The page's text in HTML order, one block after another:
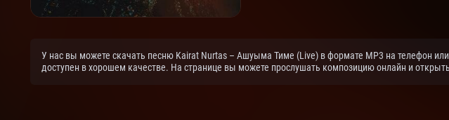
У нас вы можете скачать песню Kairat Nurtas – Ашуыма Тиме (Live) в формате MP3 на телефон
доступен в хорошем качестве. На странице вы можете прослушать композицию онлайн и открыть